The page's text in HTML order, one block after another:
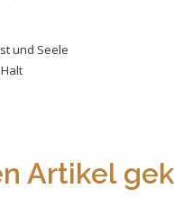
und Seele
Artikel